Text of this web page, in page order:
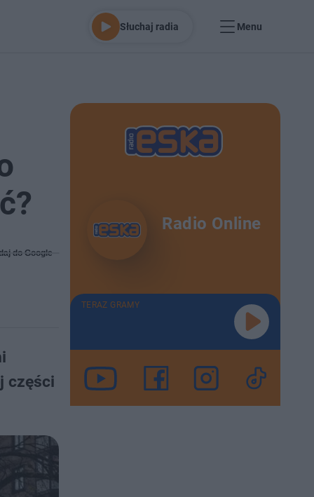
Słuchaj radia Menu
do Google
części
Radio Online
TERAZ GRAMY